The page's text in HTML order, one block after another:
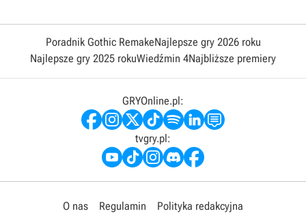
Poradnik Gothic RemakeNajlepsze gry 2026 roku
Najlepsze gry 2025 rokuWiedźmin 4Najbliższe premiery
GRYOnline.pl:
tvgry.pl:
O nas Regulamin
Polityka redakcyjna